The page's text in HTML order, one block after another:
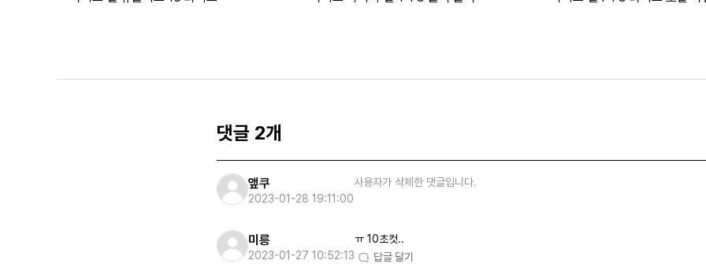
댓글 2개
앺쿠
2023-01-28 19:11:00
사용자가 삭제한 댓글입니다.
미릉
2023-01-27 10:52:13
ㅠ 10초컷..
답글 달기